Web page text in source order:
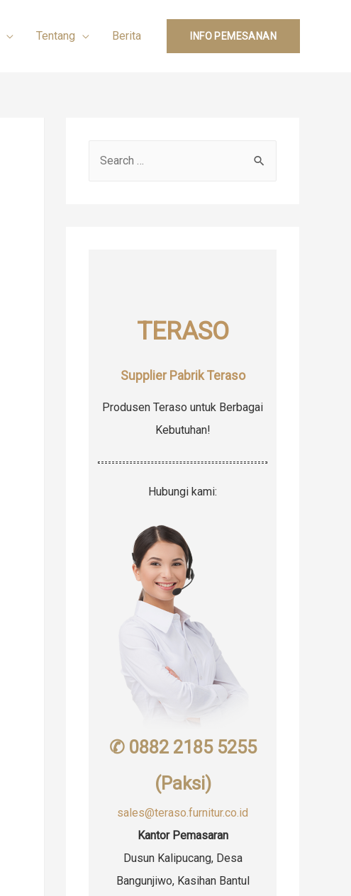
Tentang Berita INFO PEMESANAN
TERASO
Supplier Pabrik Teraso
Produsen Teraso untuk Berbagai
Kebutuhan!
Hubungi kami:
✆ 0882 2185 5255
(Paksi)
sales@teraso.furnitur.co.id
Kantor Pemasaran
Dusun Kalipucang, Desa
Bangunjiwo, Kasihan Bantul